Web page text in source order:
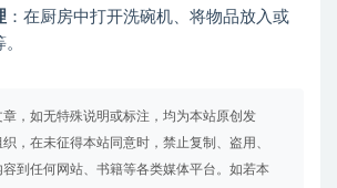
：在厨房中打开洗碗机、将物品放入或
章，如无特殊说明或标注，均为本站原创发
，在未征得本站同意时，禁止复制、盗用、
到任何网站、书籍等各类媒体平台。如若本